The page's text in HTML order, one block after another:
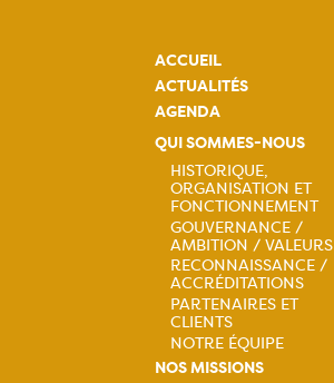
ACCUEIL
ACTUALITÉS
AGENDA
QUI SOMMES-NOUS
Navigation
principale
HISTORIQUE,
ORGANISATION ET
FONCTIONNEMENT
GOUVERNANCE /
AMBITION / VALEURS
RECONNAISSANCE /
ACCRÉDITATIONS
PARTENAIRES ET
CLIENTS
NOTRE ÉQUIPE
NOS MISSIONS